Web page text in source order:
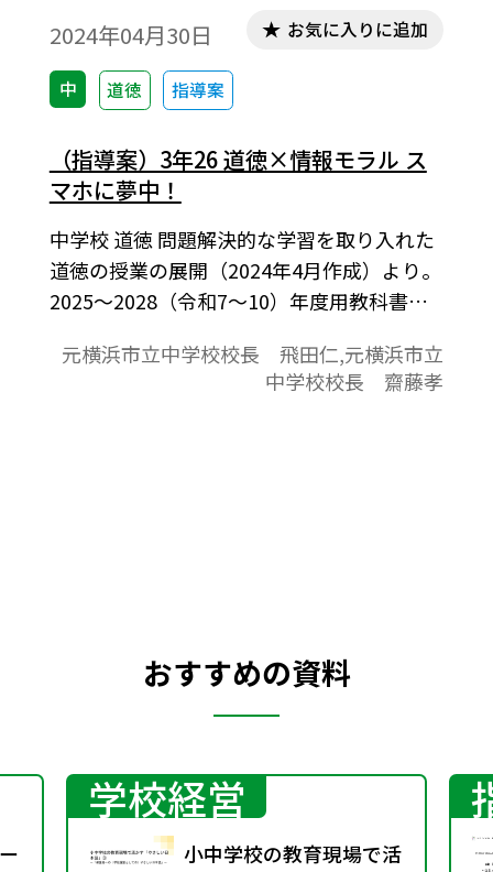
2024年04月30日
中 道徳 指導案
お気に入りに追加
（指導案）3年26 道徳×情報モラル ス
マホに夢中！
中学校 道徳 問題解決的な学習を取り入れた
道徳の授業の展開（2024年4月作成）より。
2025～2028（令和7～10）年度用教科書
い】、【学習課題】、【教材を通して学ん
だこと】などで1時間の学習指導案を構成し
元横浜市立中学校校長 飛田仁,元横浜市立
中学校校長 齋藤孝
おすすめの資料
学校経営
小中学校の教育現場で活